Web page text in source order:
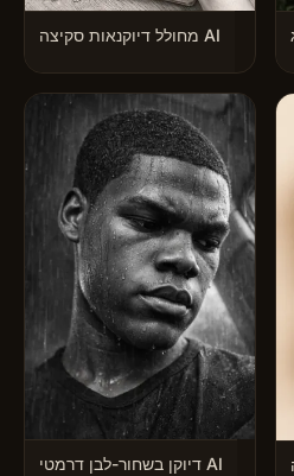
מחולל דיוקנאות סקיצה AI
דיוקן בשחור-לבן דרמטי AI